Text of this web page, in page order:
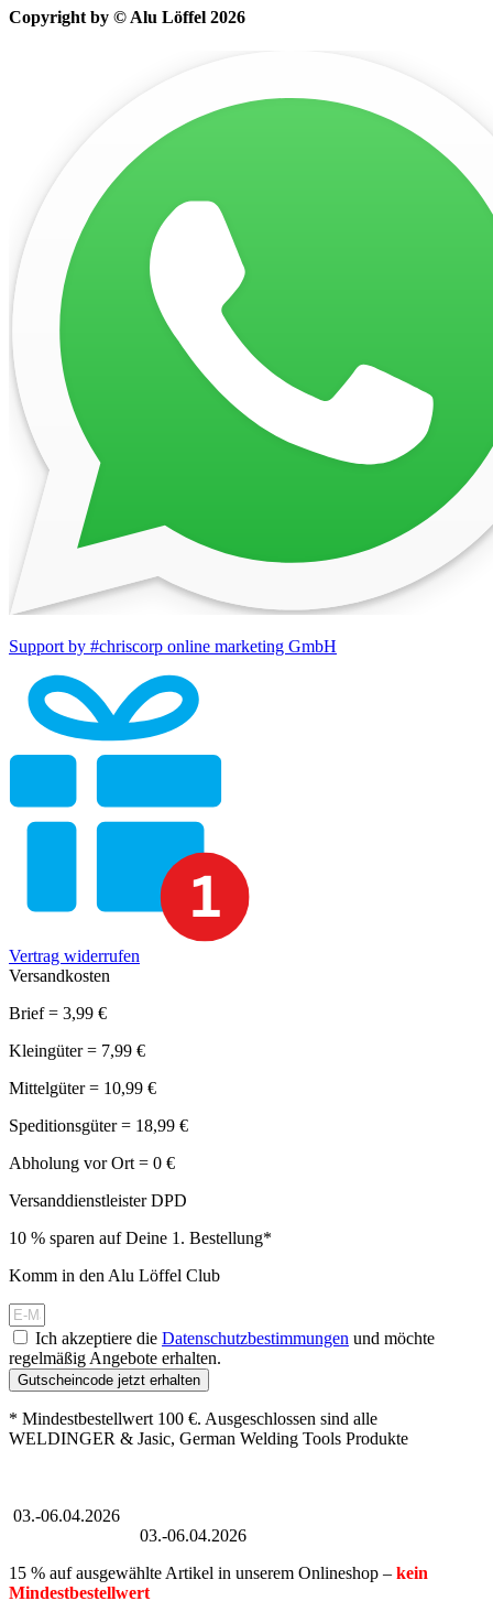
Copyright by © Alu Löffel 2026
Support by #chriscorp online marketing GmbH
Vertrag widerrufen
Versandkosten
Brief = 3,99 €
Kleingüter = 7,99 €
Mittelgüter = 10,99 €
Speditionsgüter = 18,99 €
Abholung vor Ort = 0 €
Versanddienstleister DPD
10 % sparen auf Deine 1. Bestellung*
Komm in den Alu Löffel Club
Ich akzeptiere die Datenschutzbestimmungen und möchte
regelmäßig Angebote erhalten.
Gutscheincode jetzt erhalten
* Mindestbestellwert 100 €. Ausgeschlossen sind alle
WELDINGER & Jasic, German Welding Tools Produkte
03.-06.04.2026
03.-06.04.2026
15 % auf ausgewählte Artikel in unserem Onlineshop – kein
Mindestbestellwert